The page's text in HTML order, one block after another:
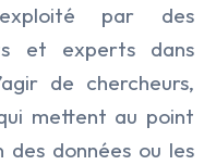
par des
et experts dans
de chercheurs,
mettent au point
des données ou les